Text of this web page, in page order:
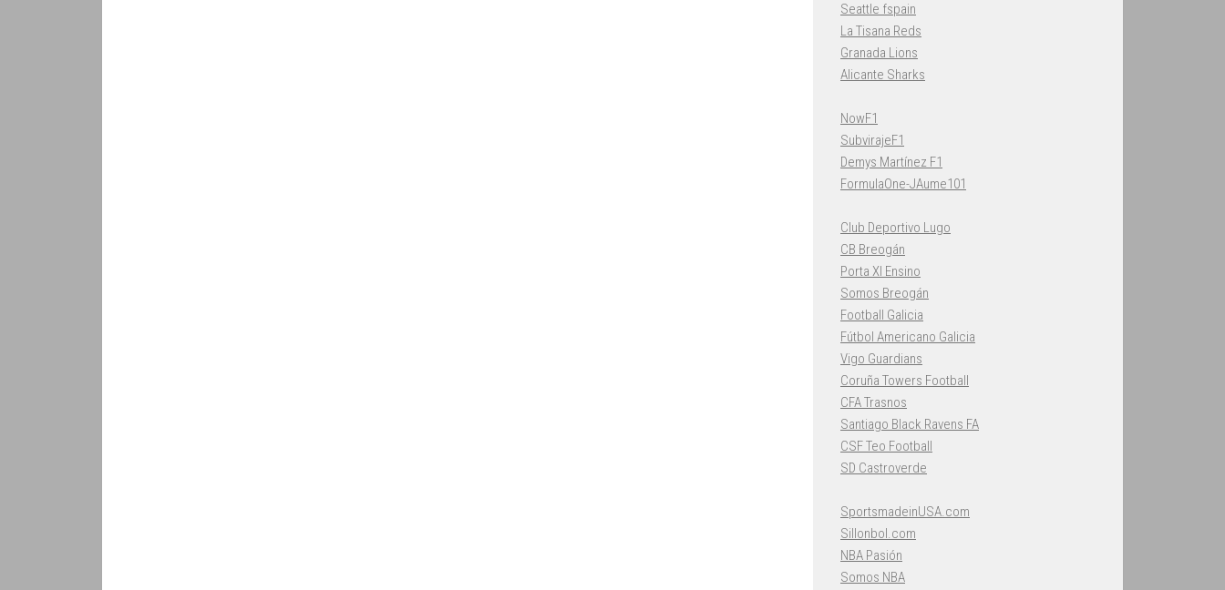
Seattle fspain
La Tisana Reds
Granada Lions
Alicante Sharks
NowF1
SubvirajeF1
Demys Martínez F1
FormulaOne-JAume101
Club Deportivo Lugo
CB Breogán
Porta XI Ensino
Somos Breogán
Football Galicia
Fútbol Americano Galicia
Vigo Guardians
Coruña Towers Football
CFA Trasnos
Santiago Black Ravens FA
CSF Teo Football
SD Castroverde
SportsmadeinUSA.com
Sillonbol.com
NBA Pasión
Somos NBA